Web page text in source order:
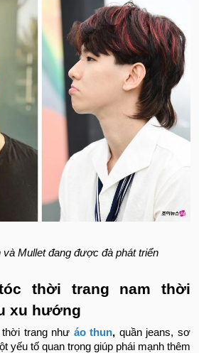
Mullet đang được đà phát triển
thời trang nam thời
xu hướng
trang như áo thun, quần jeans, sơ
yếu tố quan trọng giúp phái mạnh thêm